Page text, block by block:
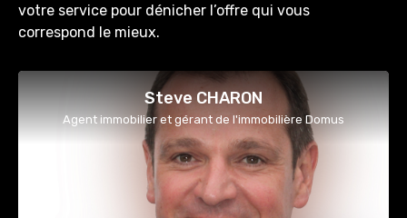
votre service pour dénicher l’offre qui vous
correspond le mieux.
Steve CHARON
Agent immobilier et gérant de l'immobilière Domus